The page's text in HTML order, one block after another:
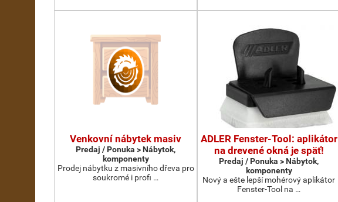
Venkovní nábytek masiv
Predaj / Ponuka > Nábytok,
komponenty
Prodej nábytku z masivního dřeva pro
soukromé i profi …
ADLER Fenster-Tool: aplikátor
na drevené okná je späť!
Predaj / Ponuka > Nábytok,
komponenty
Nový a ešte lepší mohérový aplikátor
Fenster-Tool na …